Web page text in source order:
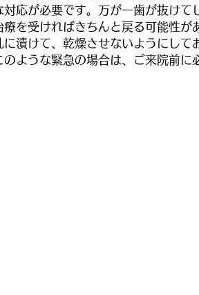
応が必要です。万が一歯が抜けて
を受ければきちんと戻る可能性が
漬けて、乾燥させないようにして
ような緊急の場合は、ご来院前に